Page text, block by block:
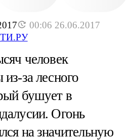
00:06 26.06.2017
человек
за лесного
бушует в
Огонь
на значительную